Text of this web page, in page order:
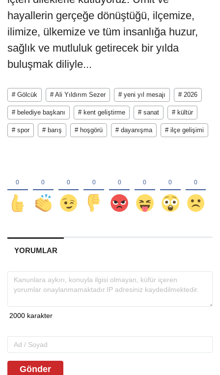
hayallerin gerçeğe dönüştüğü, ilçemize,
ilimize, ülkemize ve tüm insanlığa huzur,
sağlık ve mutluluk getirecek bir yılda
buluşmak diliyle...
# Gölcük # Ali Yıldırım Sezer # yeni yıl mesajı # 2026
# belediye başkanı # kent geliştirme # sanat # kültür
# spor # barış # hoşgörü # dayanışma # ilçe gelişimi
YORUMLAR
Gönder